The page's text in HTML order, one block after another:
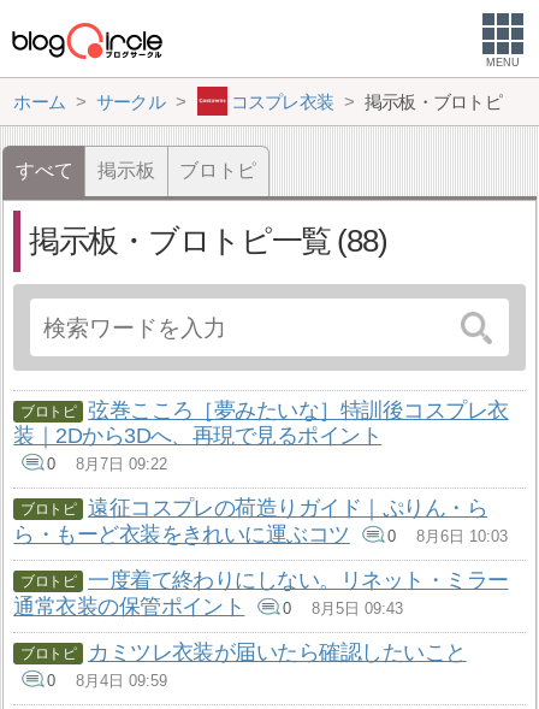
MENU
ホーム サークル コスプレ衣装 掲示板・ブロトピ
すべて 掲示板 ブロトピ
掲示板・ブロトピ一覧 88
弦巻こころ［夢みたいな］特訓後コスプレ衣
装｜2Dから3Dへ、再現で見るポイント
0 8月7日 09:22
遠征コスプレの荷造りガイド｜ぷりん・ら
ら・もーど衣装をきれいに運ぶコツ
0 8月6日 10:03
一度着て終わりにしない。リネット・ミラー
通常衣装の保管ポイント
0 8月5日 09:43
カミツレ衣装が届いたら確認したいこと
0 8月4日 09:59